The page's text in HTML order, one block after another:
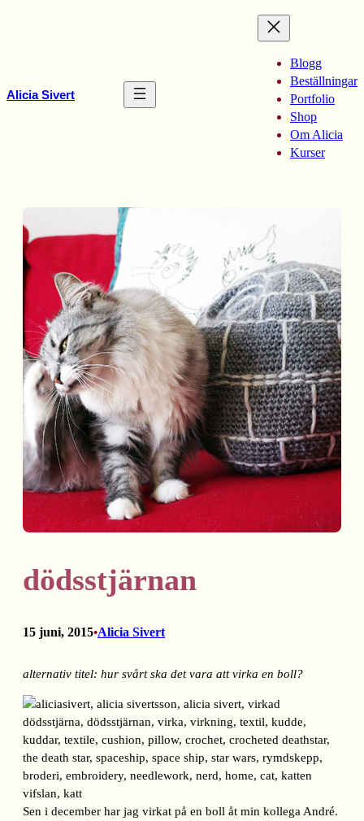
Alicia Sivert
Blogg
Beställningar
Portfolio
Shop
Om Alicia
Kurser
dödsstjärnan
15 juni, 2015•Alicia Sivert
alternativ titel: hur svårt ska det vara att virka en boll?
Sen i december har jag virkat på en boll åt min kollega André.